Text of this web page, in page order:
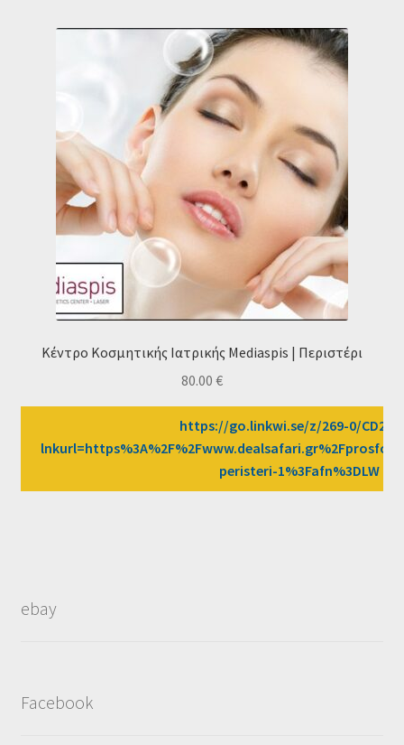
Κέντρο Κοσμητικής Ιατρικής Mediaspis | Περιστέρι
80.00 €
https://go.linkwi.se/z/269-0/
peristeri-1%3Fafn%3DLW
ebay
Facebook